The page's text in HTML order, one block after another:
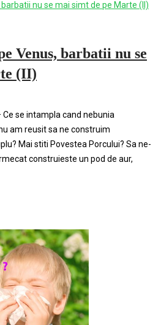
Venus, barbatii nu se
(II)
se intampla cand nebunia
am reusit sa ne construim
Mai stiti Povestea Porcului? Sa ne-
construieste un pod de aur,